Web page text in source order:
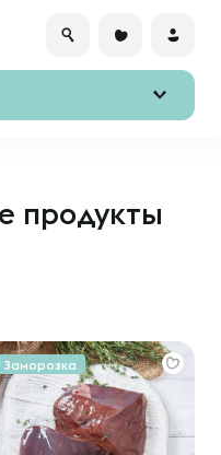
продукты
Заморозка